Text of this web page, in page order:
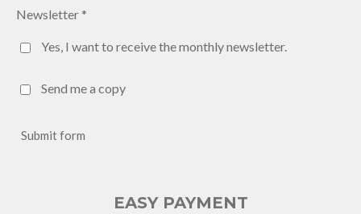
Newsletter *
Yes, I want to receive the monthly newsletter.
Send me a copy
Submit form
EASY PAYMENT